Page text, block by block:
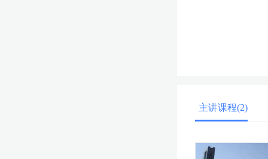
主讲课程(2)